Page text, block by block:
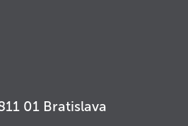
01 Bratislava